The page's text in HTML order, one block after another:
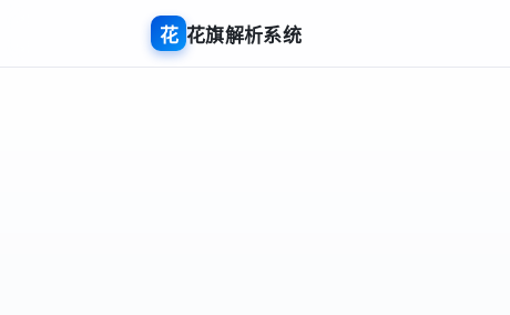
花 花旗解析系统